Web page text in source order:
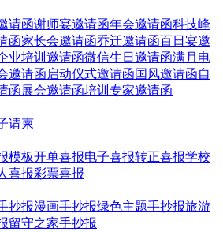
请函谢师宴邀请函年会邀请函科技峰
函家长会邀请函乔迁邀请函百日宴邀
业培训邀请函微信生日邀请函满月电
邀请函 启动仪式邀请函国风邀请函自
函展会邀请函培训专家邀请函
请柬
模板开单喜报电子喜报转正喜报学校
喜报彩票喜报
抄报漫画手抄报绿色主题手抄报旅游
留守之家手抄报